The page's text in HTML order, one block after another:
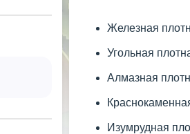
Железная
Угольная
Алмазная
Изумрудная